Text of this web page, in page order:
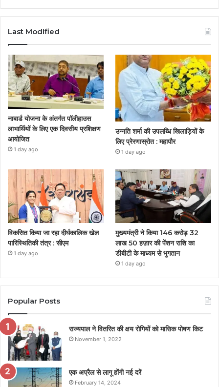
Last Modified
नाबार्ड योजना के अंतर्गत पॉलीहाउस
लाभार्थियों के लिए एक दिवसीय प्रशिक्षण
आयोजित
1 day ago
उन्नति शर्मा की उपलब्धि खिलाड़ियों के
लिए प्रेरणास्रोत : महापौर
1 day ago
विकसित किया जा रहा दीर्घकालिक खेल
पारिस्थितिकी तंत्र : सीएम
1 day ago
मुख्यमंत्री ने किया 146 करोड़ 32
लाख 50 हज़ार की पेंशन राशि का
डीबीटी के माध्यम से भुगतान
1 day ago
Popular Posts
राज्यपाल ने वितरित की क्षय रोगियों को मासिक पोषण किट
November 1, 2022
एक अप्रैल से लागू होंगी नई दरें
February 14, 2024